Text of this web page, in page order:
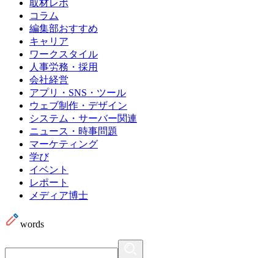
取材レポ
コラム
編集部おすすめ
キャリア
ワークスタイル
人事労務・採用
会社経営
アプリ・SNS・ツール
ウェブ制作・デザイン
システム・サーバー関連
ニュース・時事問題
マーケティング
学び
イベント
レポート
メディア博士
words